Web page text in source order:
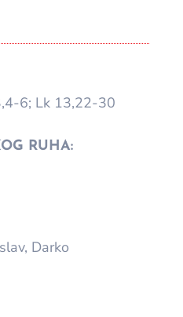
6; Lk 13,22-30
RUHA:
Darko